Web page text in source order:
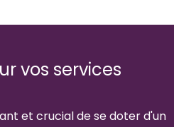
vos services
et crucial de se doter d'un